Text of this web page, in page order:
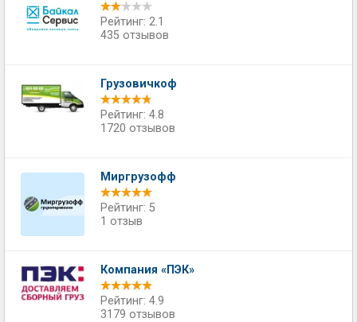
Рейтинг: 2.1
435 отзывов
Грузовичкоф
Рейтинг: 4.8
1720 отзывов
Миргрузофф
Рейтинг: 5
1 отзыв
Компания «ПЭК»
Рейтинг: 4.9
3179 отзывов